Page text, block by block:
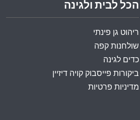
הכל לבית ולגינה
ריהוט גן פינתי
שולחנות קפה
כדים לגינה
ביקורות פייסבוק קויה דיזיין
מדיניות פרטיות